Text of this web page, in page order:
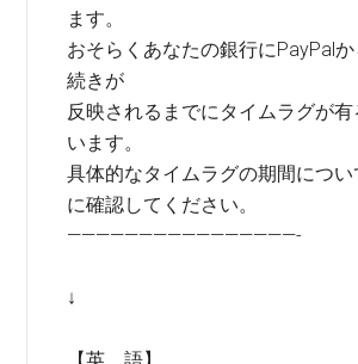
ます。
おそらくあなたの銀行にPayPal
続きが
反映されるまでにタイムラグが
います。
具体的なタイムラグの期間につい
に確認してください。
————————————————-
↓